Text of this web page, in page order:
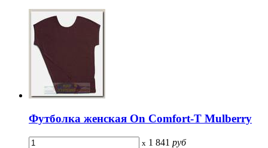
Футболка женская On Comfort-T Mulberry
x 1 841 руб